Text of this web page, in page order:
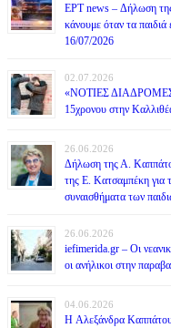
ΕΡΤ news – Δήλωση
κάνουμε όταν τα παιδιά
16/07/2026
02.07.2026
«ΝΟΤΙΕΣ ΔΙΑΔΡΟΜΕΣ»
15χρονου στην
26.06.2026
Δήλωση της Α.
της Ε. Κατσαμπέκη για
συναισθήματα των
26.06.2026
iefimerida.gr – Οι
οι ανήλικοι στην
04.06.2026
H Αλεξάνδρα